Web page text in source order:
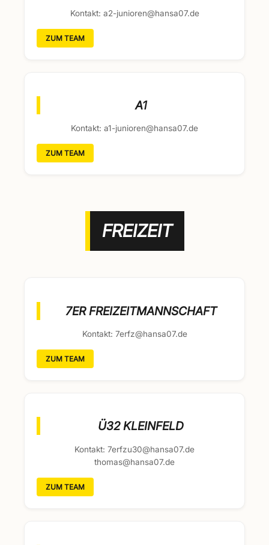
Kontakt: a2-junioren@hansa07.de
ZUM TEAM
A1
Kontakt: a1-junioren@hansa07.de
ZUM TEAM
FREIZEIT
7ER FREIZEITMANNSCHAFT
Kontakt: 7erfz@hansa07.de
ZUM TEAM
Ü32 KLEINFELD
Kontakt: 7erfzu30@hansa07.de
thomas@hansa07.de
ZUM TEAM